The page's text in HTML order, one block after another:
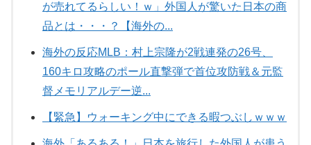
が売れてるらしい！ｗ」外国人が驚いた日本の商
品とは・・・？【海外の...
海外の反応MLB：村上宗隆が2戦連発の26号、
160キロ攻略のポール直撃弾で首位攻防戦＆元監
督メモリアルデー逆...
【緊急】ウォーキング中にできる暇つぶしｗｗｗ